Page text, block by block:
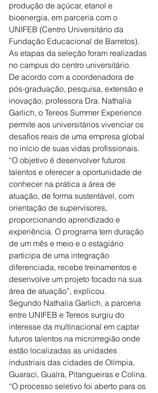
produção de açúcar, etanol e
bioenergia, em parceria com o
UNIFEB (Centro Universitário da
Fundação Educacional de Barretos).
As etapas da seleção foram realizadas
no campus do centro universitário.
De acordo com a coordenadora de
pós-graduação, pesquisa, extensão e
inovação, professora Dra. Nathalia
Garlich, o Tereos Summer Experience
permite aos universitários vivenciar os
desafios reais de uma empresa global
no início de suas vidas profissionais.
“O objetivo é desenvolver futuros
talentos e oferecer a oportunidade de
conhecer na prática a área de
atuação, de forma sustentável, com
orientação de supervisores,
proporcionando aprendizado e
experiência. O programa tem duração
de um mês e meio e o estagiário
participa de uma integração
diferenciada, recebe treinamentos e
desenvolve um projeto focado na sua
área de atuação”, explicou.
Segundo Nathalia Garlich, a parceria
entre UNIFEB e Tereos surgiu do
interesse da multinacional em captar
futuros talentos na microrregião onde
estão localizadas as unidades
industriais das cidades de Olímpia,
Guaraci, Guaíra, Pitangueiras e Colina.
“O processo seletivo foi aberto para os